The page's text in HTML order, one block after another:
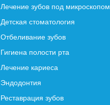
Лечение зубов под микроскопом
Детская стоматология
Отбеливание зубов
Гигиена полости рта
Лечение кариеса
Эндодонтия
Реставрация зубов